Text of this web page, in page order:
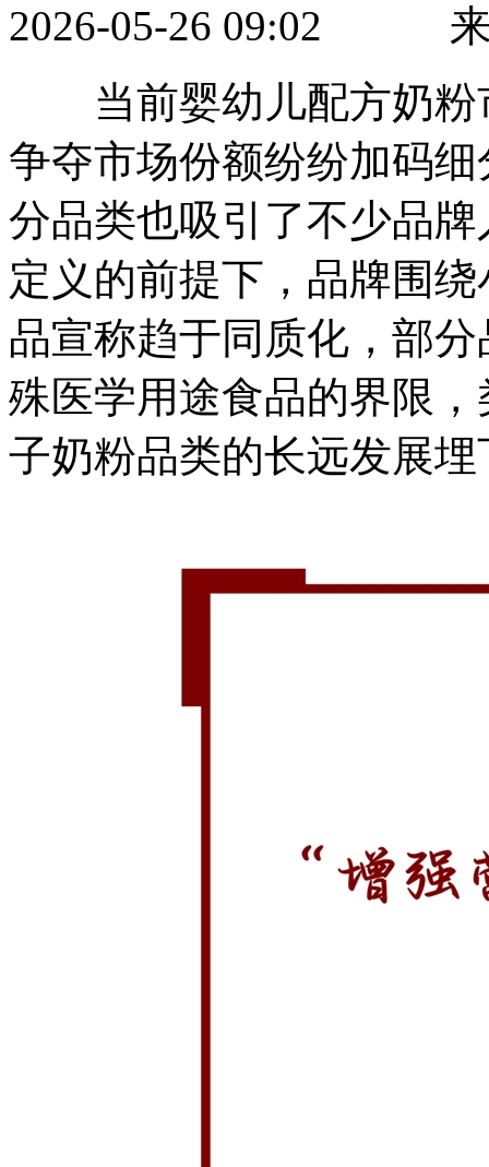
2026-05-26 09:02 来
当前婴幼儿配方奶粉
争夺市场份额纷纷加码
分品类也吸引了不少品
定义的前提下，品牌围
品宣称趋于同质化，部
殊医学用途食品的界限
子奶粉品类的长远发展